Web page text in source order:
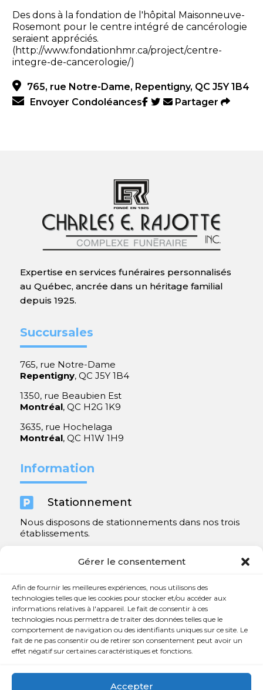
Gérer le consentement
Afin de fournir les meilleures expériences, nous utilisons des
technologies telles que les cookies pour stocker et/ou accéder aux
informations relatives à l'appareil. Le fait de consentir à ces
technologies nous permettra de traiter des données telles que le
comportement de navigation ou des identifiants uniques sur ce site. Le
fait de ne pas consentir ou de retirer son consentement peut avoir un
effet négatif sur certaines caractéristiques et fonctions.
Accepter
Des dons à la fondation de l'hôpital Maisonneuve-
Rosemont pour le centre intégré de cancérologie
seraient appréciés.
(http://www.fondationhmr.ca/project/centre-
integre-de-cancerologie/)
765, rue Notre-Dame, Repentigny, QC J5Y 1B4
Envoyer Condoléances
Partager
Expertise en services funéraires personnalisés
au Québec, ancrée dans un héritage familial
depuis 1925.
Succursales
765, rue Notre-Dame
Repentigny, QC J5Y 1B4
1350, rue Beaubien Est
Montréal, QC H2G 1K9
3635, rue Hochelaga
Montréal, QC H1W 1H9
Information
 Stationnement
Nous disposons de stationnements dans nos trois
établissements.
Contact
 450 654-3342
 info@charlesrajotte.com
765, rue Notre-Dame